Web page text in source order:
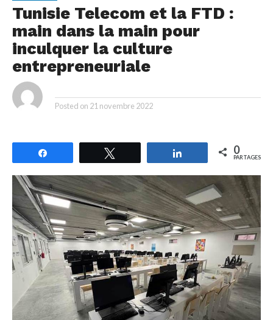
Tunisie Telecom et la FTD :
main dans la main pour
inculquer la culture
entrepreneuriale
Posted on 21 novembre 2022
Partagez 0
PARTAGES